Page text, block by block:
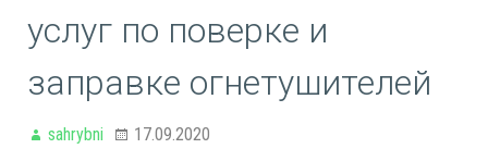
услуг по поверке и
заправке огнетушителей
sahrybni 17.09.2020